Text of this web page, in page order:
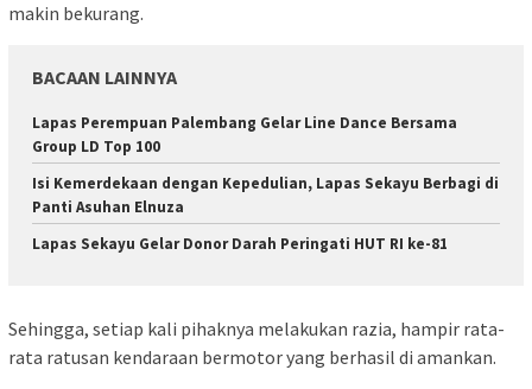
makin bekurang.
BACAAN LAINNYA
Lapas Perempuan Palembang Gelar Line Dance Bersama
Group LD Top 100
Isi Kemerdekaan dengan Kepedulian, Lapas Sekayu Berbagi di
Panti Asuhan Elnuza
Lapas Sekayu Gelar Donor Darah Peringati HUT RI ke-81
Sehingga, setiap kali pihaknya melakukan razia, hampir rata-
rata ratusan kendaraan bermotor yang berhasil di amankan.